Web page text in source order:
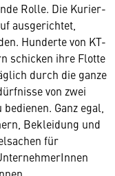
Rolle. Die Kurier-
ausgerichtet,
Hunderte von KT-
schicken ihre Flotte
durch die ganze
von zwei
Ganz egal,
Bekleidung und
für